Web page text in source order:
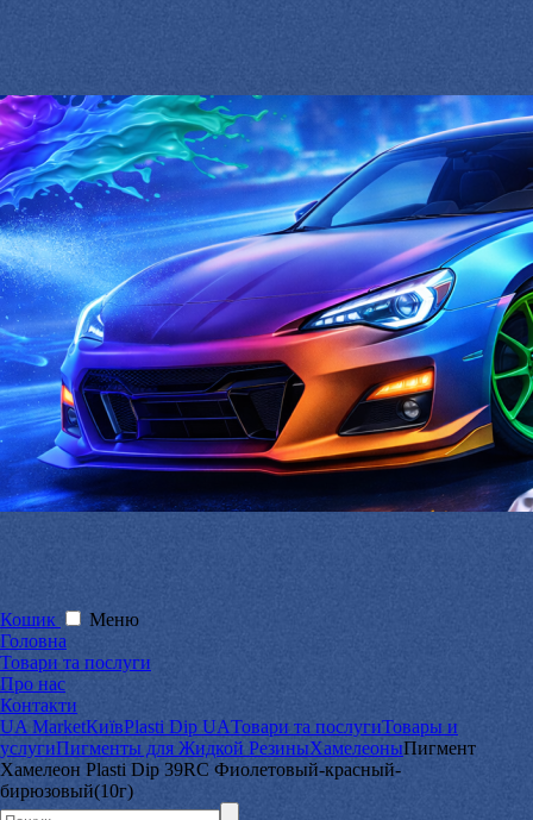
Кошик
Меню
Головна
Товари та послуги
Про нас
Контакти
UA MarketКиївPlasti Dip UAТовари та послугиТовары и
услугиПигменты для Жидкой РезиныХамелеоныПигмент
Хамелеон Plasti Dip 39RC Фиолетовый-красный-
бирюзовый(10г)